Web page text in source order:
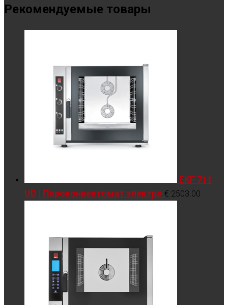
Рекомендуемые товары
EKF 711
UD | Пароконвектомат электро € 2503.00